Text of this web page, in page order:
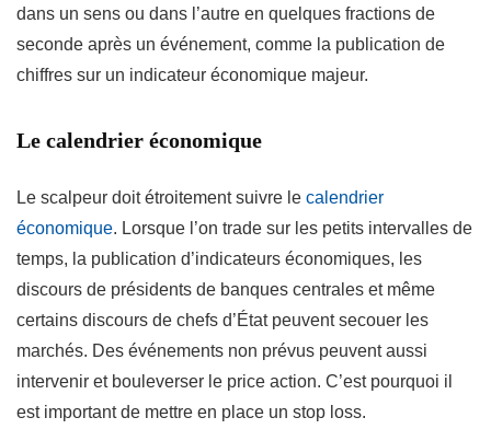
dans un sens ou dans l’autre en quelques fractions de
seconde après un événement, comme la publication de
chiffres sur un indicateur économique majeur.
Le calendrier économique
Le scalpeur doit étroitement suivre le calendrier
économique. Lorsque l’on trade sur les petits intervalles de
temps, la publication d’indicateurs économiques, les
discours de présidents de banques centrales et même
certains discours de chefs d’État peuvent secouer les
marchés. Des événements non prévus peuvent aussi
intervenir et bouleverser le price action. C’est pourquoi il
est important de mettre en place un stop loss.